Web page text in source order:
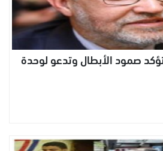
صمود الأبطال وتدعو لوحدة